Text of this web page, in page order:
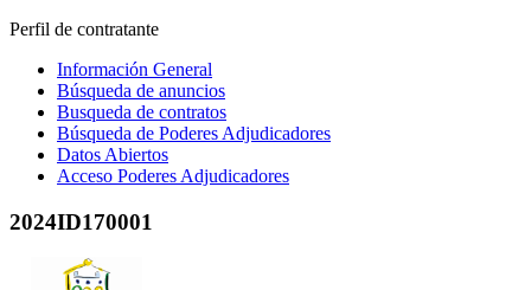
Perfil de contratante
Información General
Búsqueda de anuncios
Busqueda de contratos
Búsqueda de Poderes Adjudicadores
Datos Abiertos
Acceso Poderes Adjudicadores
2024ID170001